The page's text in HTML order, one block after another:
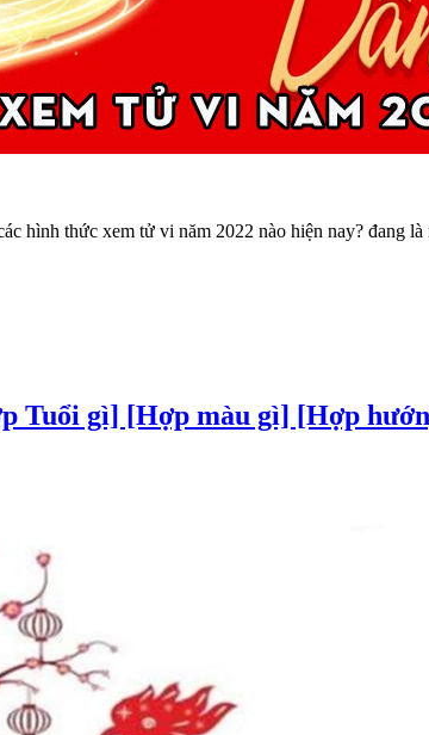
hình thức xem tử vi năm 2022 nào hiện nay? đang
Tuổi gì] [Hợp màu gì] [Hợp